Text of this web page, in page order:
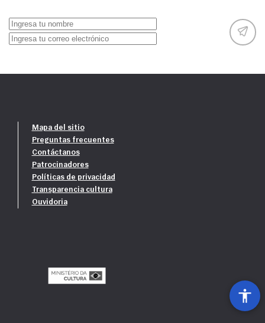
Mapa del sitio
Preguntas frecuentes
Contáctanos
Patrocinadores
Políticas de privacidad
Transparencia cultura
Ouvidoria